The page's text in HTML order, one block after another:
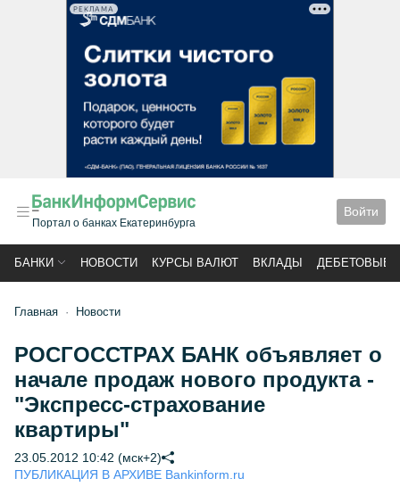
РЕКЛАМА
Портал о банках Екатеринбурга
Войти
БАНКИ НОВОСТИ КУРСЫ ВАЛЮТ ВКЛАДЫ ДЕБЕТОВЫЕ
Главная Новости
РОСГОССТРАХ БАНК объявляет о
начале продаж нового продукта -
"Экспресс-страхование
квартиры"
23.05.2012 10:42 (мск+2)
ПУБЛИКАЦИЯ В АРХИВЕ Bankinform.ru